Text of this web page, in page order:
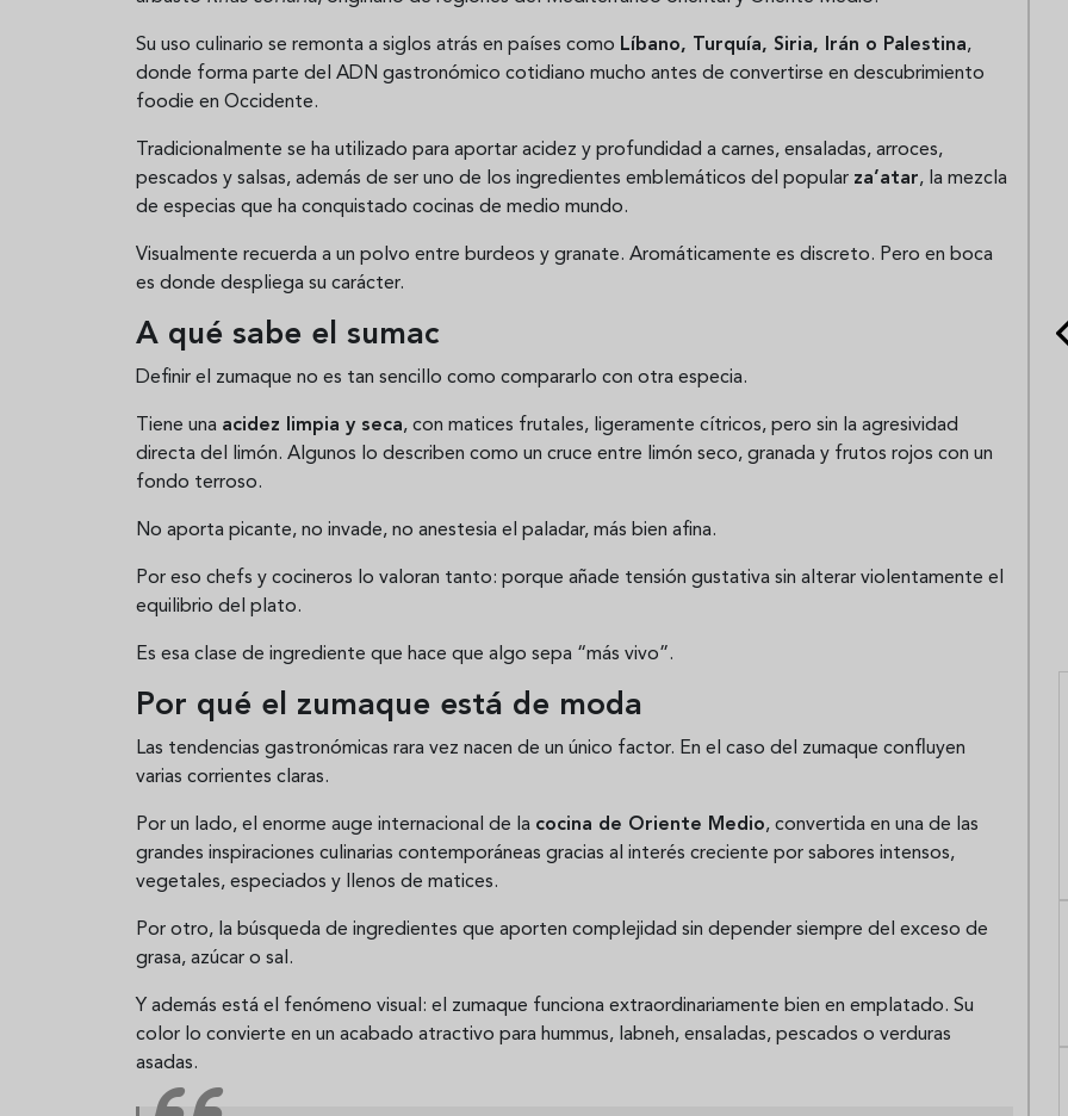
Su uso culinario se remonta a siglos atrás en países como Líbano, Turquía, Siria, Irán o Palestina,
donde forma parte del ADN gastronómico cotidiano mucho antes de convertirse en descubrimiento
foodie en Occidente.
Tradicionalmente se ha utilizado para aportar acidez y profundidad a carnes, ensaladas, arroces,
pescados y salsas, además de ser uno de los ingredientes emblemáticos del popular za’atar, la mezcla
de especias que ha conquistado cocinas de medio mundo.
Visualmente recuerda a un polvo entre burdeos y granate. Aromáticamente es discreto. Pero en boca
es donde despliega su carácter.
A qué sabe el sumac
Definir el zumaque no es tan sencillo como compararlo con otra especia.
Tiene una acidez limpia y seca, con matices frutales, ligeramente cítricos, pero sin la agresividad
directa del limón. Algunos lo describen como un cruce entre limón seco, granada y frutos rojos con un
fondo terroso.
No aporta picante, no invade, no anestesia el paladar, más bien afina.
Por eso chefs y cocineros lo valoran tanto: porque añade tensión gustativa sin alterar violentamente el
equilibrio del plato.
Es esa clase de ingrediente que hace que algo sepa “más vivo”.
Por qué el zumaque está de moda
Las tendencias gastronómicas rara vez nacen de un único factor. En el caso del zumaque confluyen
varias corrientes claras.
Por un lado, el enorme auge internacional de la cocina de Oriente Medio, convertida en una de las
grandes inspiraciones culinarias contemporáneas gracias al interés creciente por sabores intensos,
vegetales, especiados y llenos de matices.
Por otro, la búsqueda de ingredientes que aporten complejidad sin depender siempre del exceso de
grasa, azúcar o sal.
Y además está el fenómeno visual: el zumaque funciona extraordinariamente bien en emplatado. Su
color lo convierte en un acabado atractivo para hummus, labneh, ensaladas, pescados o verduras
asadas.